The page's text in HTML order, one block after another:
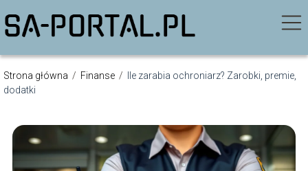
Strona główna / Finanse /
Ile zarabia ochroniarz? Zarobki, premie,
dodatki